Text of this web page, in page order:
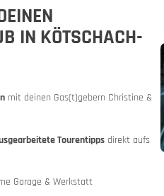
Qualitätsversprechen
Tourenplaner
Motorrad- und Autoreisezug
IN KÖTSCHACH-
mit deinen Gas(t)gebern Christine &
Tourentipps direkt aufs
Garage & Werkstatt